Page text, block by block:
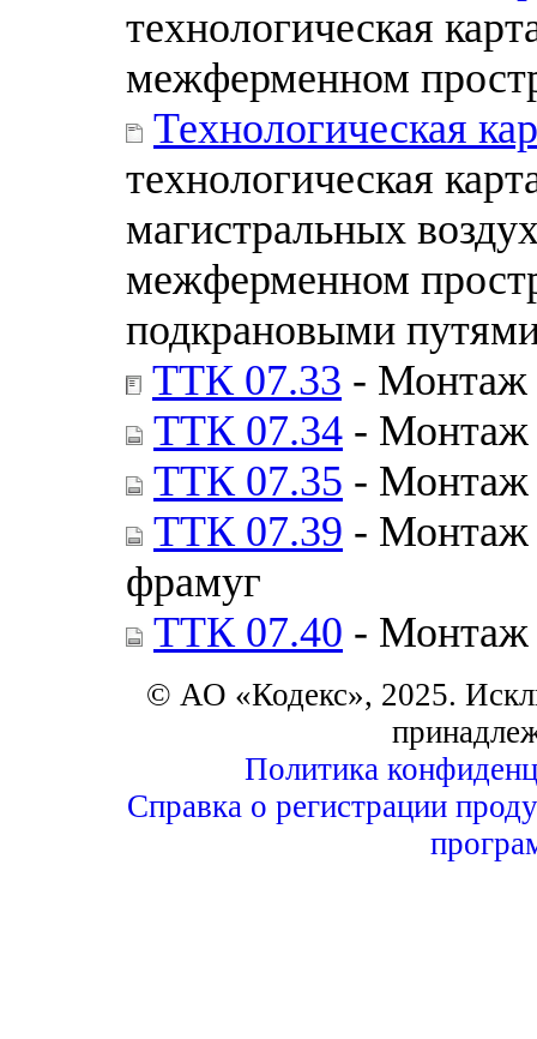
технологическая
межферменном
Технологическая
технологическая
магистральных
межферменном
подкрановыми
ТТК 07.33 - Монтаж
ТТК 07.34 - Монтаж
ТТК 07.35 - Монтаж
ТТК 07.39 - Монтаж
фрамуг
ТТК 07.40 - Монтаж
© АО «Кодекс», 2025.
Политика
Справка о регистрации